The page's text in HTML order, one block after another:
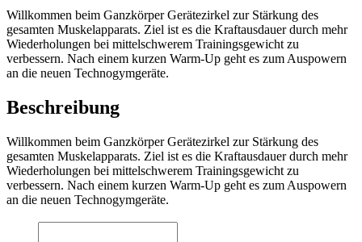
Willkommen beim Ganzkörper Gerätezirkel zur Stärkung des
gesamten Muskelapparats. Ziel ist es die Kraftausdauer durch mehr
Wiederholungen bei mittelschwerem Trainingsgewicht zu
verbessern. Nach einem kurzen Warm-Up geht es zum Auspowern
an die neuen Technogymgeräte.
Beschreibung
Willkommen beim Ganzkörper Gerätezirkel zur Stärkung des
gesamten Muskelapparats. Ziel ist es die Kraftausdauer durch mehr
Wiederholungen bei mittelschwerem Trainingsgewicht zu
verbessern. Nach einem kurzen Warm-Up geht es zum Auspowern
an die neuen Technogymgeräte.